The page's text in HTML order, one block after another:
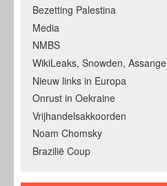
Bezetting Palestina
Media
NMBS
WikiLeaks, Snowden, Assange
Nieuw links in Europa
Onrust in Oekraine
Vrijhandelsakkoorden
Noam Chomsky
Brazilië Coup